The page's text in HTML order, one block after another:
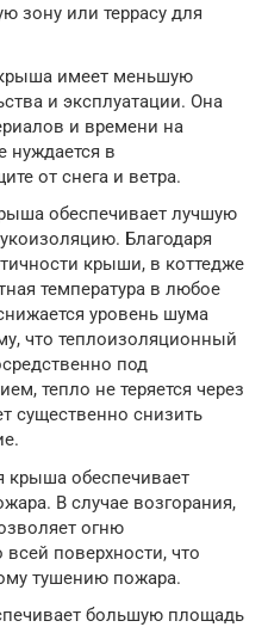
зону или террасу для
имеет меньшую
и эксплуатации. Она
и времени на
нуждается в
от снега и ветра.
обеспечивает лучшую
Благодаря
крыши, в коттедже
температура в любое
уровень шума
что теплоизоляционный
под
тепло не теряется через
существенно снизить
крыша обеспечивает
В случае возгорания,
огню
всей поверхности, что
тушению пожара.
большую площадь